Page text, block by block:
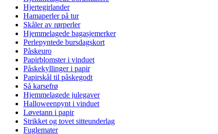
Hjertegirlander
Hamaperler på tur
Skåler av rørperler
Hjemmelagede bagasjemerker
Perlepyntede bursdagskort
Påskeuro
Papirblomster i vinduet
Påskekyllinger i papir
Papirskål til påskegodt
Så karsefrø
Hjemmelagede julegaver
Halloweenpynt i vinduet
Løvetann i papir
Strikket og tovet sitteunderlag
Fuglemater